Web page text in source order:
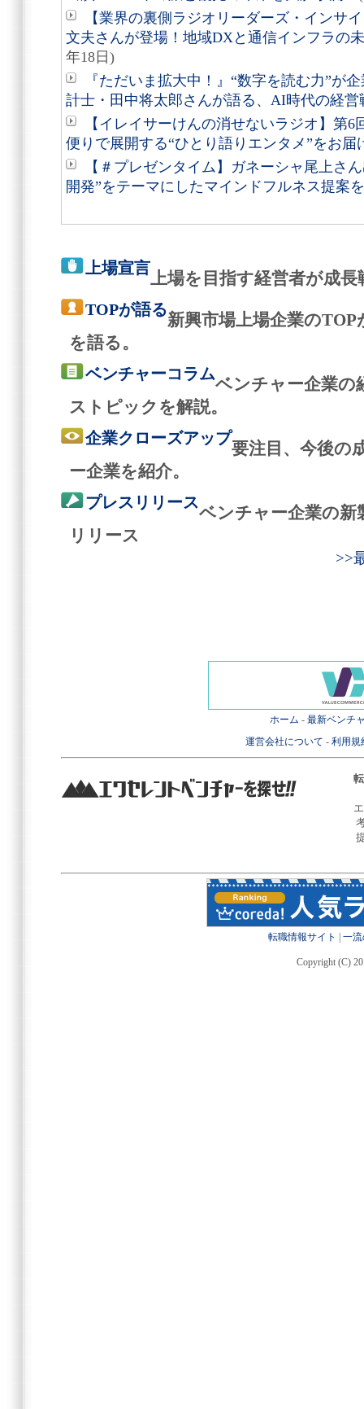
【業界の裏側ラジオリーダーズ・インサ
文夫さんが登場！地域DXと通信インフラの
年18日)
『ただいま拡大中！』“数字を読む力”
計士・田中将太郎さんが語る、AI時代の経営
【イレイサーけんの消せないラジオ】第
便りで展開する“ひとり語りエンタメ”をお届
【＃プレゼンタイム】ガネーシャ尾上さ
開発”をテーマにしたマインドフルネス提案
上場宣言
上場を目指す経営者が成
TOPが語る
新興市場上場企業の
を語る。
ベンチャーコラム
ベンチャー企業の
ストピックを解説。
企業クローズアップ
要注目、今後の
ー企業を紹介。
プレスリリース
ベンチャー企業の新
リリース
>>
ホーム - 最新ベンチ
運営会社について - 利用規
転職情報サイト 一
Copyright (C)